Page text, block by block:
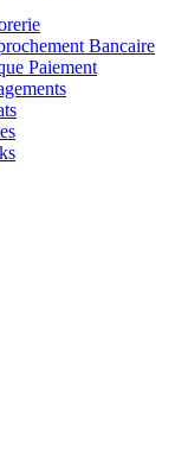
Bancaire
Paiement